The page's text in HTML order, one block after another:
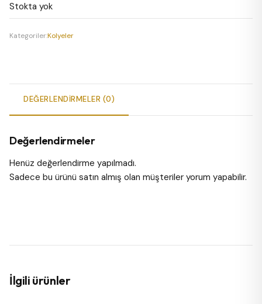
₺75,00.
fiyat:
₺59,90.
Stokta yok
Kategoriler:Kolyeler
DEĞERLENDIRMELER (0)
Değerlendirmeler
Henüz değerlendirme yapılmadı.
Sadece bu ürünü satın almış olan müşteriler yorum yapabilir.
İlgili ürünler